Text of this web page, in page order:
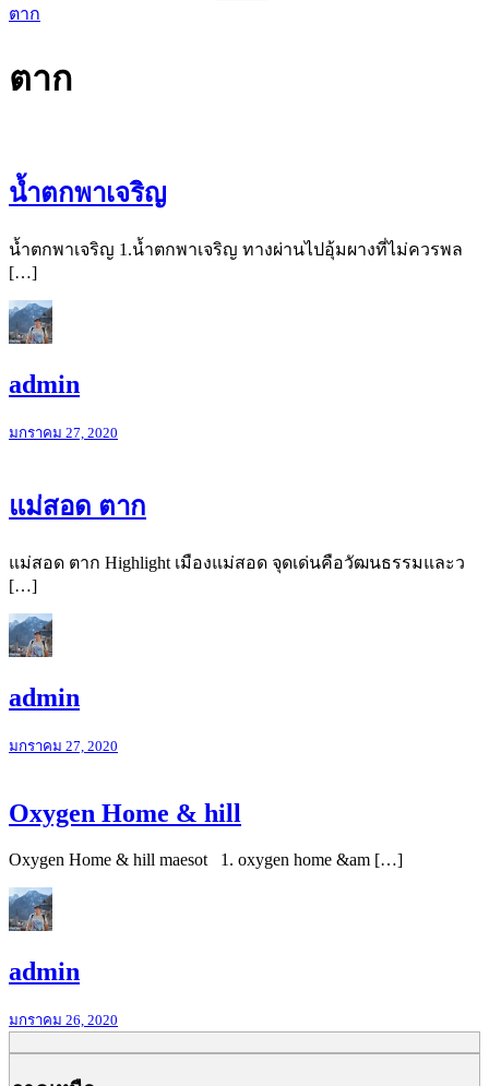
สำหรับ:
ตาก
ตาก
น้ำตกพาเจริญ
น้ำตกพาเจริญ 1.น้ำตกพาเจริญ ทางผ่านไปอุ้มผางที่ไม่ควรพล
[…]
admin
มกราคม 27, 2020
แม่สอด ตาก
แม่สอด ตาก Highlight เมืองแม่สอด จุดเด่นคือวัฒนธรรมและว
[…]
admin
มกราคม 27, 2020
Oxygen Home & hill
Oxygen Home & hill maesot 1. oxygen home &am […]
admin
มกราคม 26, 2020